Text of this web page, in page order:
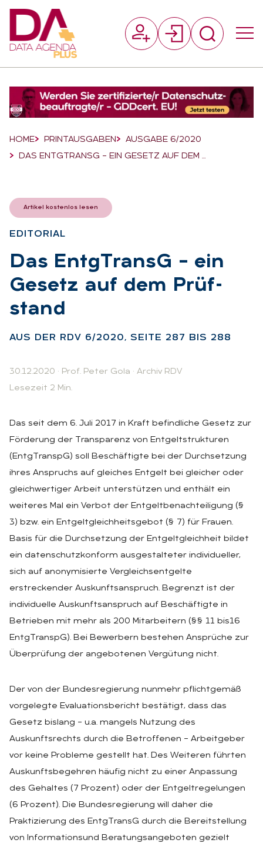
Breadcrumb-Navigation
HOME PRINTAUSGABEN
AUSGABE 6/2020
DAS ENTGTRANSG – EIN GESETZ AUF DEM …
Artikel kostenlos lesen
EDI­TO­RI­AL
:Das Ent­g­TransG – ein
Ge­setz auf dem Prüf­
stand
AUS DER RDV 6/2020, SEI­TE 287 BIS 288
30.12.2020 · Prof. Peter Gola · Archiv RDV
Lesezeit 2 Min.
Das seit dem 6. Juli 2017 in Kraft befindliche Gesetz zur
Förderung der Transparenz von Entgeltstrukturen
(EntgTranspG) soll Beschäftigte bei der Durchsetzung
ihres Anspruchs auf gleiches Entgelt bei gleicher oder
gleichwertiger Arbeit unterstützen und enthält ein
weiteres Mal ein Verbot der Entgeltbenachteiligung (§
3) bzw. ein Entgeltgleichheitsgebot (§ 7) für Frauen.
Basis für die Durchsetzung der Entgeltgleichheit bildet
ein datenschutzkonform ausgestalteter individueller,
sich auf anonymisierte Vergleichsentgelte
erstreckender Auskunftsanspruch. Begrenzt ist der
individuelle Auskunftsanspruch auf Beschäftigte in
Betrieben mit mehr als 200 Mitarbeitern (§§ 11 bis16
EntgTranspG). Bei Bewerbern bestehen Ansprüche zur
Überprüfung der angebotenen Vergütung nicht.
Der von der Bundesregierung nunmehr pflichtgemäß
vorgelegte Evaluationsbericht bestätigt, dass das
Gesetz bislang – u.a. mangels Nutzung des
Auskunftsrechts durch die Betroffenen – Arbeitgeber
vor keine Probleme gestellt hat. Des Weiteren führten
Auskunftsbegehren häufig nicht zu einer Anpassung
des Gehaltes (7 Prozent) oder der Entgeltregelungen
(6 Prozent). Die Bundesregierung will daher die
Praktizierung des EntgTransG durch die Bereitstellung
von Informationsund Beratungsangeboten gezielt